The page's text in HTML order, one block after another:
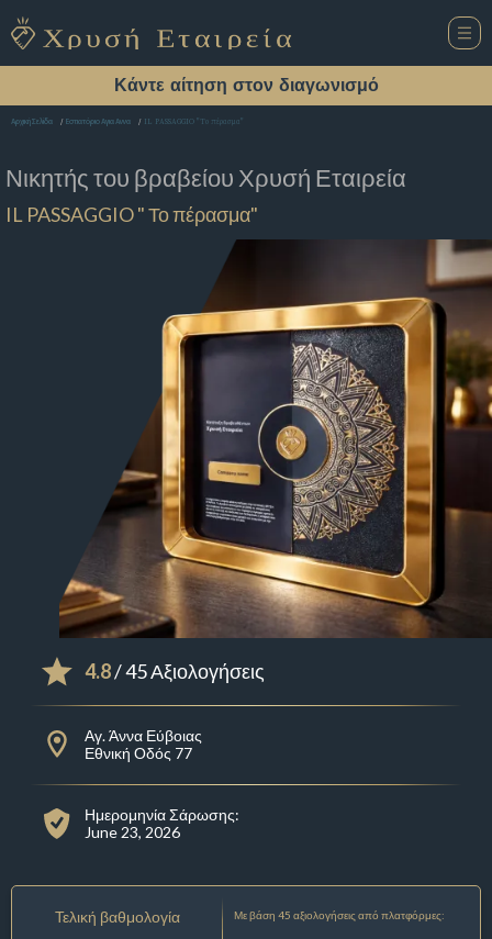
Κάντε αίτηση στον διαγωνισμό
Αρχική Σελίδα Εστιατόριο Αγια Αννα IL PASSAGGIO " Το πέρασμα"
Νικητής του βραβείου Χρυσή Εταιρεία
IL PASSAGGIO " Το πέρασμα"
4.8/ 45 Αξιολογήσεις
Αγ. Άννα Εύβοιας
Εθνική Οδός 77
Ημερομηνία Σάρωσης:
June 23, 2026
Τελική βαθμολογία Με βάση 45 αξιολογήσεις από πλατφόρμες: